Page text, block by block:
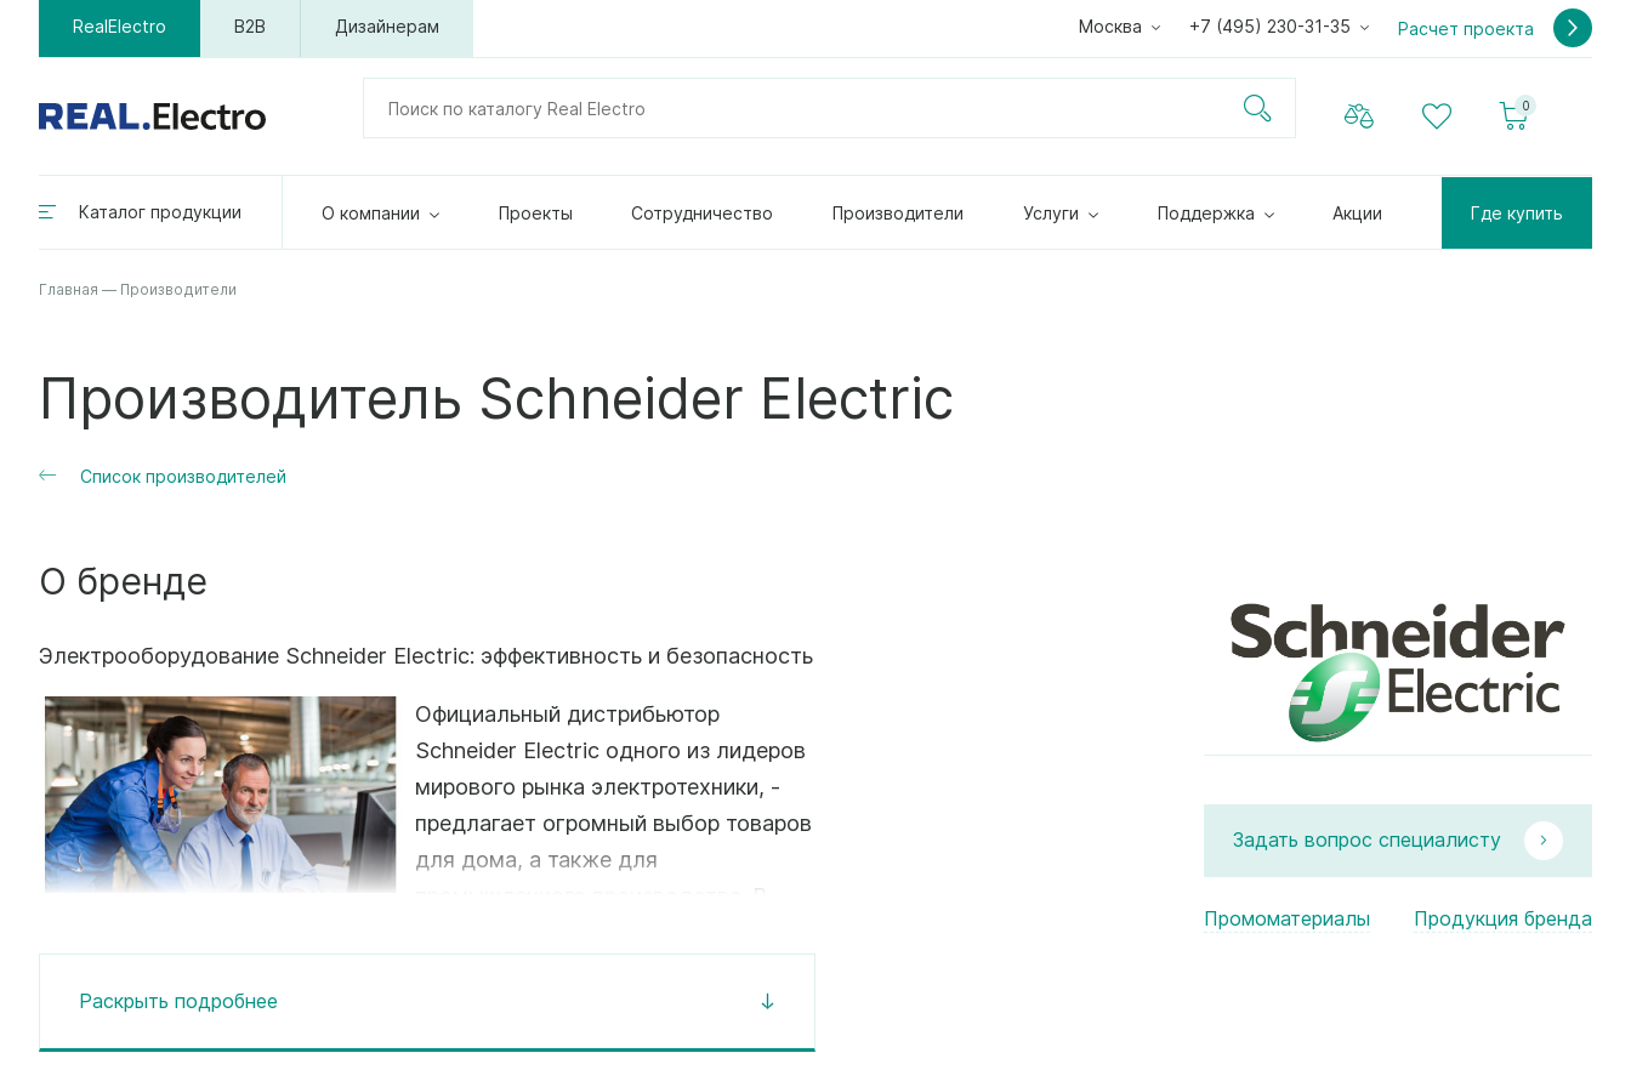
RealElectro B2B Дизайнерам Москва +7 (495) 230-31-35 Расчет проекта
0
Каталог продукции О компании Проекты Сотрудничество Производители Услуги Поддержка Акции Где купить
Главная — Производители
Производитель Schneider Electric
Список производителей
О бренде
Электрооборудование Schneider Electric: эффективность и безопасность
Официальный дистрибьютор
Schneider Electric одного из лидеров
мирового рынка электротехники, -
предлагает огромный выбор товаров
для дома, а также для
промышленного производства. В
разнообразных решений в области альтернативной энергетики,
Раскрыть подробнее
Задать вопрос специалисту
Промоматериалы Продукция бренда